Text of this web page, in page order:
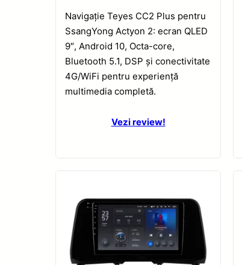
Navigație Teyes CC2 Plus pentru
SsangYong Actyon 2: ecran QLED
9″, Android 10, Octa-core,
Bluetooth 5.1, DSP și conectivitate
4G/WiFi pentru experiență
multimedia completă.
Vezi review!